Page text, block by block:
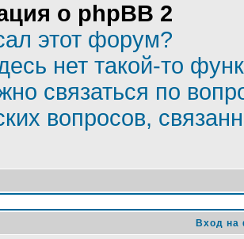
о phpBB 2
этот форум?
нет такой-то
связаться по
вопросов,
Вход на